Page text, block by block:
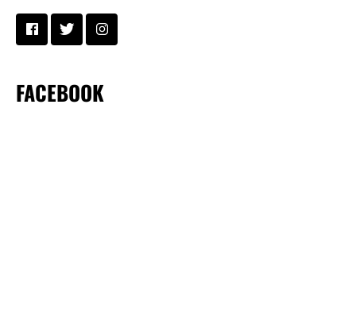
FACEBOOK